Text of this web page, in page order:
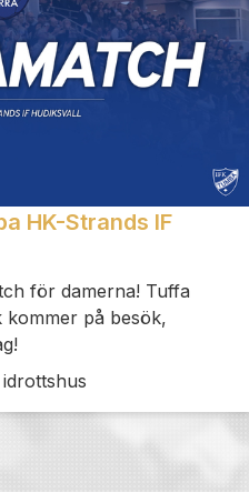
HK-Strands IF
för damerna! Tuffa
kommer på besök,